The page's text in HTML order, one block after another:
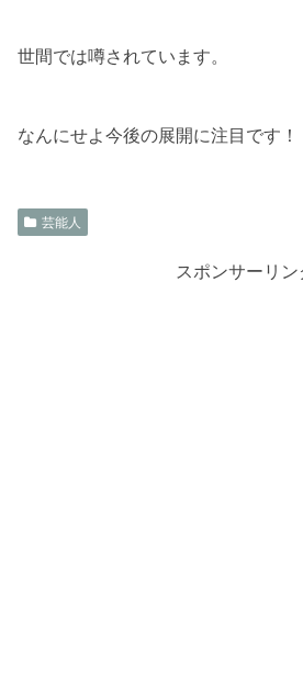
世間では噂されています。
なんにせよ今後の展開に注目です！
芸能人
スポンサーリン